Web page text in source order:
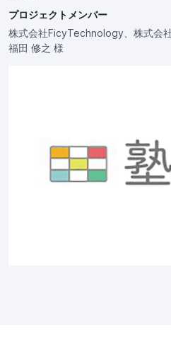
プロジェクトメンバー
株式会社FicyTechnology、株式会
福田 修之 様